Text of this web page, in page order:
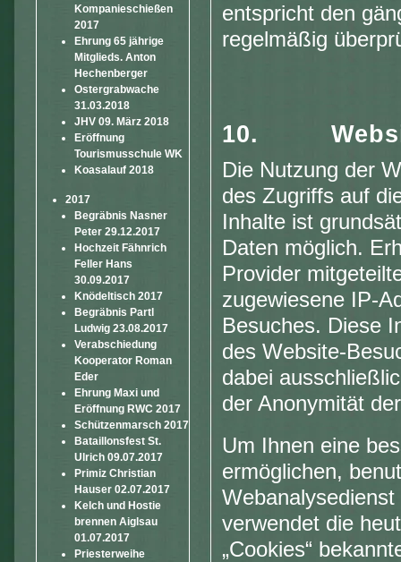
Kompanieschießen
2017
Ehrung 65 jährige
Mitglieds. Anton
Hechenberger
Ostergrabwache
31.03.2018
JHV 09. März 2018
Eröffnung
Tourismusschule WK
Koasalauf 2018
2017
Begräbnis Nasner
Peter 29.12.2017
Hochzeit Fähnrich
Feller Hans
30.09.2017
Knödeltisch 2017
Begräbnis Partl
Ludwig 23.08.2017
Verabschiedung
Kooperator Roman
Eder
Ehrung Maxi und
Eröffnung RWC 2017
Schützenmarsch 2017
Bataillonsfest St.
Ulrich 09.07.2017
Primiz Christian
Hauser 02.07.2017
Kelch und Hostie
brennen Aiglsau
01.07.2017
Priesterweihe
entspricht den
regelmäßig
10.
Die Nutzung der
des Zugriffs auf
Inhalte ist
Daten möglich.
Provider
zugewiesene IP-
Besuches. Diese
des Website-
dabei
der Anonymität
Um Ihnen eine
ermöglichen,
Webanalysedienst
verwendet die
„Cookies“